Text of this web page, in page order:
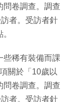
問卷調查。調查
者。受訪者針
些稀有裝備而課
關於「10歲以
問卷調查。調查
者。受訪者針